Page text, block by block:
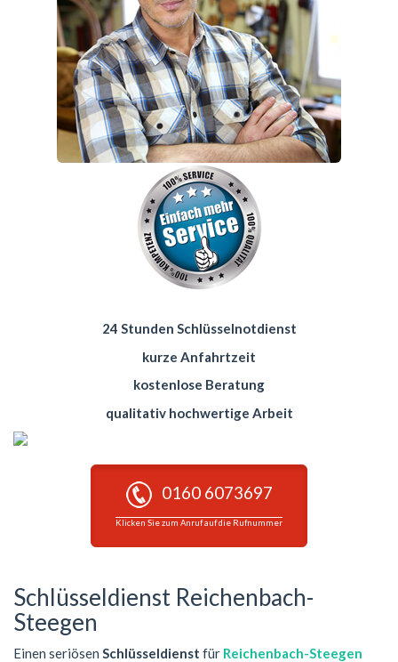
24 Stunden Schlüsselnotdienst
kurze Anfahrtzeit
kostenlose Beratung
qualitativ hochwertige Arbeit
0160 6073697
Klicken Sie zum Anruf auf die Rufnummer
Schlüsseldienst Reichenbach-
Steegen
Einen seriösen Schlüsseldienst für Reichenbach-Steegen